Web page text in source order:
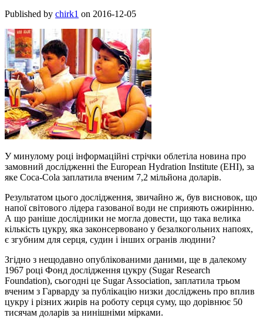
Published by chirk1 on 2016-12-05
У минулому році інформаційні стрічки облетіла новина про
замовний дослідженні the European Hydration Institute (EHI), за
яке Coca-Cola заплатила вченим 7,2 мільйона доларів.
Результатом цього дослідження, звичайно ж, був висновок, що
напої світового лідера газованої води не сприяють ожирінню.
А що раніше дослідники не могла довести, що така велика
кількість цукру, яка законсервовано у безалкогольних напоях,
є згубним для серця, судин і інших огранів людини?
Згідно з нещодавно опублікованими даними, ще в далекому
1967 році Фонд дослідження цукру (Sugar Research
Foundation), сьогодні це Sugar Association, заплатила трьом
вченим з Гарварду за публікацію низки досліджень про вплив
цукру і різних жирів на роботу серця суму, що дорівнює 50
тисячам доларів за нинішніми мірками.